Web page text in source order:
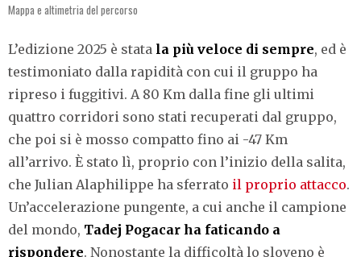
Mappa e altimetria del percorso
L’edizione 2025 è stata la più veloce di sempre, ed è
testimoniato dalla rapidità con cui il gruppo ha
ripreso i fuggitivi. A 80 Km dalla fine gli ultimi
quattro corridori sono stati recuperati dal gruppo,
che poi si è mosso compatto fino ai -47 Km
all’arrivo. È stato lì, proprio con l’inizio della salita,
che Julian Alaphilippe ha sferrato il proprio attacco.
Un’accelerazione pungente, a cui anche il campione
del mondo, Tadej Pogacar ha faticando a
rispondere. Nonostante la difficoltà lo sloveno è